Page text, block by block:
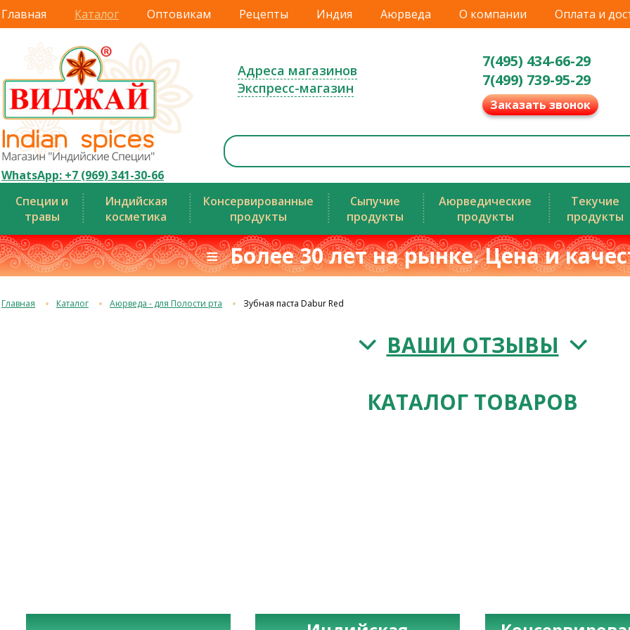
Главная Каталог Оптовикам Рецепты Индия Аюрведа О компании Оплата и
WhatsApp: +7 (969) 341-30-66
Адреса магазинов
Экспресс-магазин
7(495) 434-66-29
7(499) 739-95-29
Заказать звонок
Специи и
травы
Индийская
косметика
Консервированные
продукты
Сыпучие
продукты
Аюрведические
продукты
Текучие
продукты
≡ Более 30 лет на рынке. Цена и
Главная Каталог Аюрведа - для Полости рта Зубная паста Dabur Red
ВАШИ ОТЗЫВЫ
КАТАЛОГ ТОВАРОВ